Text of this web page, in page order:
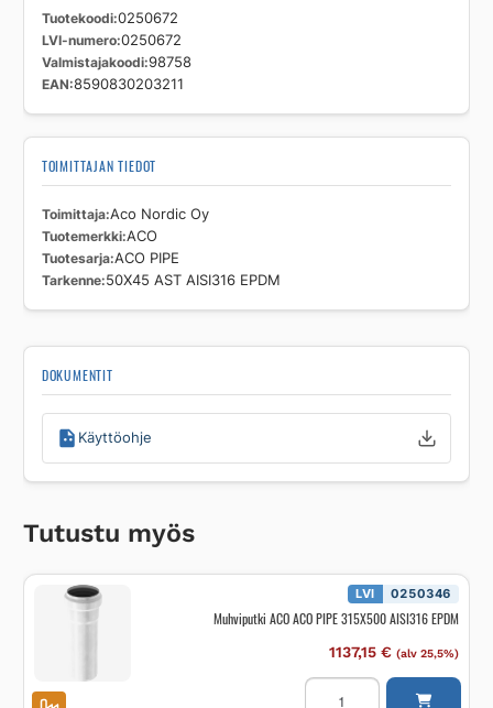
Tuotekoodi 0250672
LVI-numero 0250672
Valmistajakoodi 98758
EAN 8590830203211
TOIMITTAJAN TIEDOT
Toimittaja Aco Nordic Oy
Tuotemerkki ACO
Tuotesarja ACO PIPE
Tarkenne 50X45 AST AISI316 EPDM
DOKUMENTIT
Käyttöohje
Tutustu myös
LVI 0250346
Muhviputki ACO ACO PIPE 315X500 AISI316 EPDM
1137,15 € (alv 25,5%)
Muhviputki